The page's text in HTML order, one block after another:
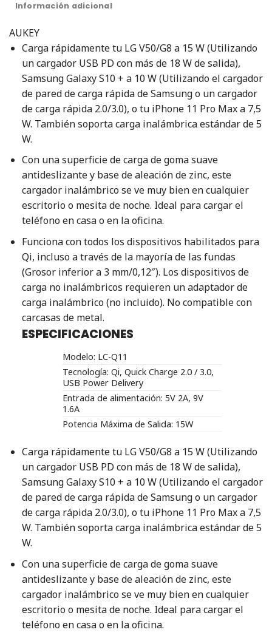
Información adicional
AUKEY
Carga rápidamente tu LG V50/G8 a 15 W (Utilizando
un cargador USB PD con más de 18 W de salida),
Samsung Galaxy S10 + a 10 W (Utilizando el cargador
de pared de carga rápida de Samsung o un cargador
de carga rápida 2.0/3.0), o tu iPhone 11 Pro Max a 7,5
W. También soporta carga inalámbrica estándar de 5
W.
Con una superficie de carga de goma suave
antideslizante y base de aleación de zinc, este
cargador inalámbrico se ve muy bien en cualquier
escritorio o mesita de noche. Ideal para cargar el
teléfono en casa o en la oficina.
Funciona con todos los dispositivos habilitados para
Qi, incluso a través de la mayoría de las fundas
(Grosor inferior a 3 mm/0,12″). Los dispositivos de
carga no inalámbricos requieren un adaptador de
carga inalámbrico (no incluido). No compatible con
carcasas de metal.
ESPECIFICACIONES
Modelo: LC-Q11
Tecnología:Qi, Quick Charge 2.0 / 3.0,
USB Power Delivery
Entrada de alimentación: 5V 2A, 9V
1.6A
Potencia Máxima de Salida: 15W
Carga rápidamente tu LG V50/G8 a 15 W (Utilizando
un cargador USB PD con más de 18 W de salida),
Samsung Galaxy S10 + a 10 W (Utilizando el cargador
de pared de carga rápida de Samsung o un cargador
de carga rápida 2.0/3.0), o tu iPhone 11 Pro Max a 7,5
W. También soporta carga inalámbrica estándar de 5
W.
Con una superficie de carga de goma suave
antideslizante y base de aleación de zinc, este
cargador inalámbrico se ve muy bien en cualquier
escritorio o mesita de noche. Ideal para cargar el
teléfono en casa o en la oficina.